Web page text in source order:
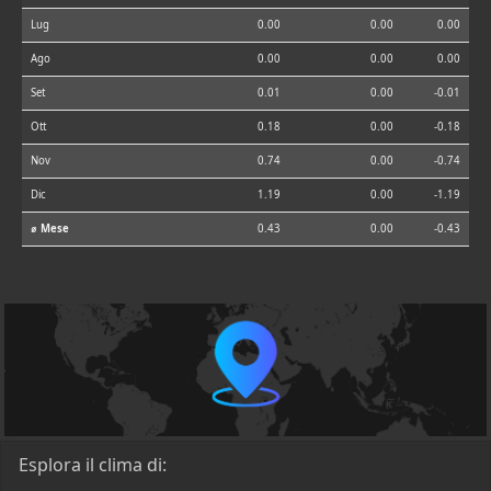
Lug 0.00 0.00 0.00
Ago 0.00 0.00 0.00
Set 0.01 0.00 -0.01
Ott 0.18 0.00 -0.18
Nov 0.74 0.00 -0.74
Dic 1.19 0.00 -1.19
⌀ Mese 0.43 0.00 -0.43
Esplora il clima di: